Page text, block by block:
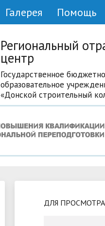
Галерея Помощь
Региональный
центр
Государственное
образовательное
«Донской строительный
ДЛЯ